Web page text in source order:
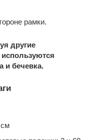
рамки.
другие
и бечевка.
см